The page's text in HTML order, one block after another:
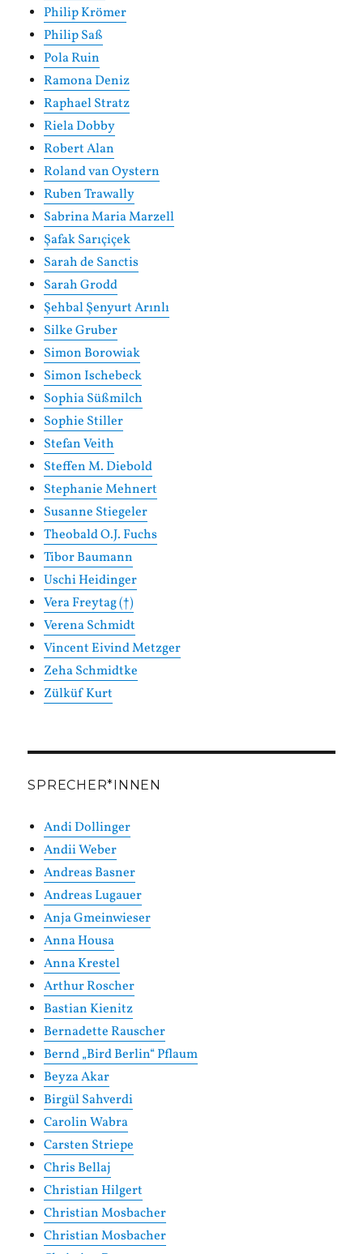
Philip Krömer
Philip Saß
Pola Ruin
Ramona Deniz
Raphael Stratz
Riela Dobby
Robert Alan
Roland van Oystern
Ruben Trawally
Sabrina Maria Marzell
Şafak Sarıçiçek
Sarah de Sanctis
Sarah Grodd
Şehbal Şenyurt Arınlı
Silke Gruber
Simon Borowiak
Simon Ischebeck
Sophia Süßmilch
Sophie Stiller
Stefan Veith
Steffen M. Diebold
Stephanie Mehnert
Susanne Stiegeler
Theobald O.J. Fuchs
Tibor Baumann
Uschi Heidinger
Vera Freytag (†)
Verena Schmidt
Vincent Eivind Metzger
Zeha Schmidtke
Zülküf Kurt
SPRECHER*INNEN
Andi Dollinger
Andii Weber
Andreas Basner
Andreas Lugauer
Anja Gmeinwieser
Anna Housa
Anna Krestel
Arthur Roscher
Bastian Kienitz
Bernadette Rauscher
Bernd „Bird Berlin“ Pflaum
Beyza Akar
Birgül Sahverdi
Carolin Wabra
Carsten Striepe
Chris Bellaj
Christian Hilgert
Christian Mosbacher
Christian Mosbacher